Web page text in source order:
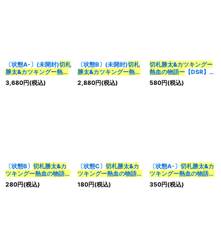
〔状態A-〕(未開封)切札
勝太&カツキングー熱血
の物語ー 【DSR】
{ART171/5}《多》
3,680円(税込)
〔状態B〕(未開封)切札
勝太&カツキングー熱血
の物語ー 【DSR】
{ART171/5}《多》
2,880円(税込)
切札勝太&カツキングー
熱血の物語ー【DSR】
{23RP2TR1/TR9}
《多》
580円(税込)
〔状態B〕 切札勝太&カ
ツキングー熱血の物語ー
【DSR】{26SD1C6/14}
《多》
280円(税込)
〔状態C〕 切札勝太&カ
ツキングー熱血の物語ー
【DSR】{26SD1C6/14}
《多》
180円(税込)
〔状態A-〕 切札勝太&カ
ツキングー熱血の物語ー
【DSR】{26SD1C6/14}
《多》
350円(税込)